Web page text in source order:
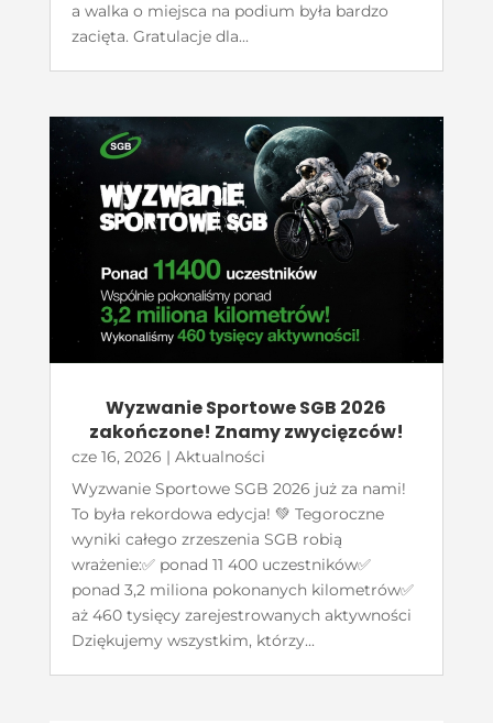
a walka o miejsca na podium była bardzo
zacięta. Gratulacje dla...
Wyzwanie Sportowe SGB 2026
zakończone! Znamy zwycięzców!
cze 16, 2026 | Aktualności
Wyzwanie Sportowe SGB 2026 już za nami!
To była rekordowa edycja! 💚 Tegoroczne
wyniki całego zrzeszenia SGB robią
wrażenie:✅ ponad 11 400 uczestników✅
ponad 3,2 miliona pokonanych kilometrów✅
aż 460 tysięcy zarejestrowanych aktywności
Dziękujemy wszystkim, którzy...